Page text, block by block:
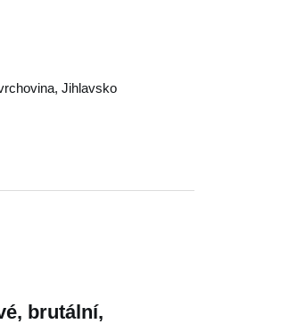
, Jihlavsko
brutální,